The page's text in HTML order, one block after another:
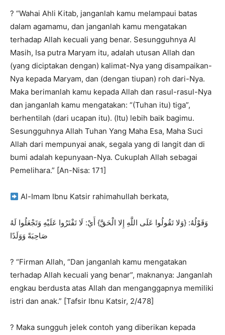
? “Wahai Ahli Kitab, janganlah kamu melampaui batas
dalam agamamu, dan janganlah kamu mengatakan
terhadap Allah kecuali yang benar. Sesungguhnya Al
Masih, Isa putra Maryam itu, adalah utusan Allah dan
(yang diciptakan dengan) kalimat-Nya yang disampaikan-
Nya kepada Maryam, dan (dengan tiupan) roh dari-Nya.
Maka berimanlah kamu kepada Allah dan rasul-rasul-Nya
dan janganlah kamu mengatakan: “(Tuhan itu) tiga”,
berhentilah (dari ucapan itu). (Itu) lebih baik bagimu.
Sesungguhnya Allah Tuhan Yang Maha Esa, Maha Suci
Allah dari mempunyai anak, segala yang di langit dan di
bumi adalah kepunyaan-Nya. Cukuplah Allah sebagai
Pemelihara.” [An-Nisa: 171]
Al-Imam Ibnu Katsir rahimahullah berkata,
وَقَوْلُهُ: {وَلا تَقُولُوا عَلَى اللَّهِ إِلا الْحَقَّ} أَيْ: لَا تَفْتَرُوا عَلَيْهِ وَتَجْعَلُوا لَهُ
صَاحِبَةً وَوَلَدًا
? “Firman Allah, “Dan janganlah kamu mengatakan
terhadap Allah kecuali yang benar”, maknanya: Janganlah
engkau berdusta atas Allah dan menganggapnya memiliki
istri dan anak.” [Tafsir Ibnu Katsir, 2/478]
? Maka sungguh jelek contoh yang diberikan kepada